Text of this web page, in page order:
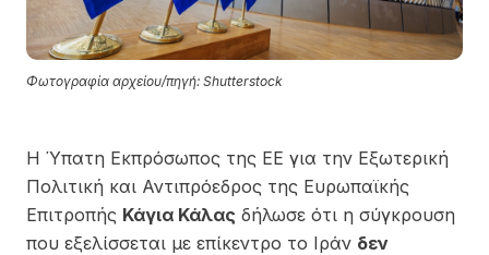
Φωτογραφία αρχείου/πηγή: Shutterstock
Η Ύπατη Εκπρόσωπος της ΕΕ για την Εξωτερική
Πολιτική και Αντιπρόεδρος της Ευρωπαϊκής
Επιτροπής Κάγια Κάλας δήλωσε ότι η σύγκρουση
που εξελίσσεται με επίκεντρο το Ιράν δεν